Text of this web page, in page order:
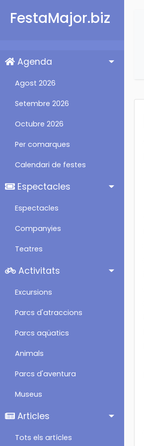
FestaMajor.biz
Agenda
Agost 2026
Setembre 2026
Octubre 2026
Per comarques
Calendari de festes
Espectacles
Espectacles
Companyies
Teatres
Activitats
Excursions
Parcs d'atraccions
Parcs aqüatics
Animals
Parcs d'aventura
Museus
Articles
Tots els artícles